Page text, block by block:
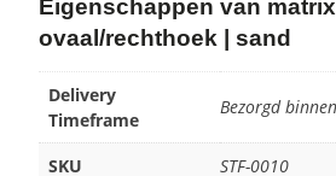
Eigenschappen van
ovaal/rechthoek | sand
Delivery
Timeframe
Bezorgd
SKU STF-0010